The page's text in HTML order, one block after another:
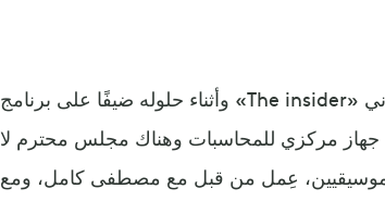
وأثناء حلوله ضيفًا على برنامج «The insider» بالعربي، المعروض على تلفزيون دبي، قال هاني
جهاز مركزي للمحاسبات وهناك مجلس محترم لا
عِمل من قبل مع مصطفى كامل، ومع